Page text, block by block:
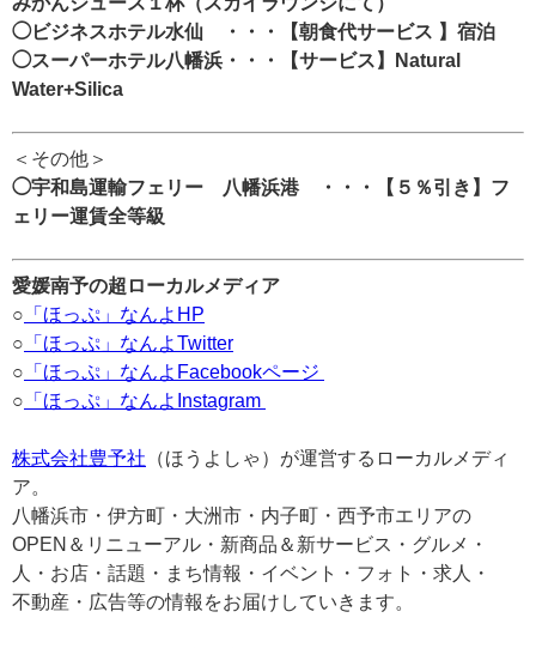
◯ビジネスホテル水仙 ・・・【朝食代サービス 】宿泊
◯スーパーホテル八幡浜・・・【サービス】Natural
Water+Silica
＜その他＞
◯宇和島運輸フェリー 八幡浜港 ・・・【５％引き】フ
ェリー運賃全等級
愛媛南予の超ローカルメディア
○ 「ほっぷ」なんよHP
○ 「ほっぷ」なんよTwitter
○ 「ほっぷ」なんよFacebookページ
○ 「ほっぷ」なんよInstagram
株式会社豊予社 （ほうよしゃ）が運営するローカルメディ
ア。
八幡浜市・伊方町・大洲市・内子町・西予市エリアの
OPEN＆リニューアル・新商品＆新サービス・グルメ・
人・お店・話題・まち情報・イベント・フォト・求人・
不動産・広告等の情報をお届けしていきます。